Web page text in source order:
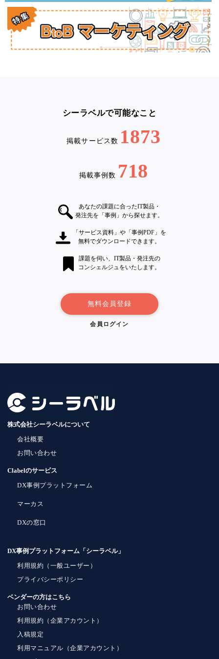
シーラベルで可能なこと
掲載サービス数 1873
掲載事例数 718
あなたの課題に合ったIT製品・
発注先を「事例」から探せます。
「サービス資料」や「事例PDF」を
無料でダウンロードできます。
課題を伺い、IT製品・発注先の
コンシェルジュをいたします。
無料会員登録
会員ログイン
株式会社シーラベルについて
会社概要
お問い合わせ
Clabelのサービス
DX事例プラットフォーム
マーカス
DXの窓口
DX事例プラットフォーム「シーラベル」
利用規約（一般ユーザー）
プライバシーポリシー
ベンダーの方はこちら
お問い合わせ
利用規約（企業アカウント）
入稿規定
利用マニュアル（企業アカウント）